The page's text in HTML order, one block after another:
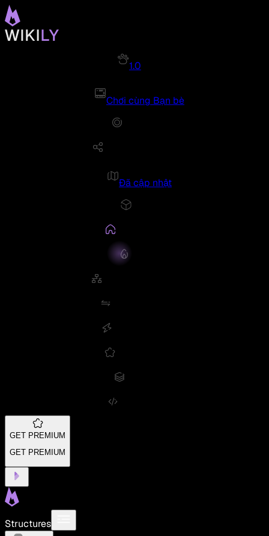
1.0
Chơi cùng Bạn bè
Đã cập nhật
GET PREMIUM
GET PREMIUM
Structures